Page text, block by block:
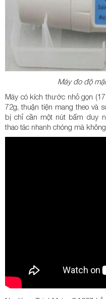
Máy đo độ
Máy có kích thước nhỏ gọn
72g, thuận tiện mang theo và
bị chỉ cần một nút bấm duy
thao tác nhanh chóng mà